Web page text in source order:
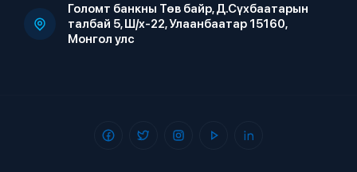
Голомт банкны Төв байр, Д.Сүхбаатарын
талбай 5, Ш/х-22, Улаанбаатар 15160,
Монгол улс